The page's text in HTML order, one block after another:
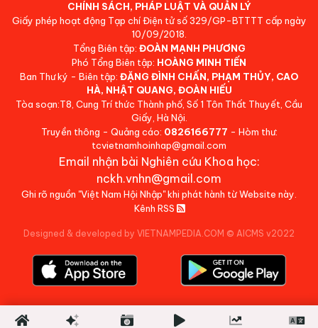
CHÍNH SÁCH, PHÁP LUẬT VÀ QUẢN LÝ
Giấy phép hoạt động Tạp chí Điện tử số 329/GP-BTTTT cấp ngày
10/09/2018.
Tổng Biên tập: ĐOÀN MẠNH PHƯƠNG
Phó Tổng Biên tập: HOÀNG MINH TIẾN
Ban Thư ký - Biên tập: ĐẶNG ĐÌNH CHẤN, PHẠM THỦY, CAO
HÀ, NHẬT QUANG, ĐOÀN HIẾU
Tòa soạn:T8, Cung Trí thức Thành phố, Số 1 Tôn Thất Thuyết, Cầu
Giấy, Hà Nội.
Truyền thông - Quảng cáo: 0826166777 - Hòm thư:
tcvietnamhoinhap@gmail.com
Email nhận bài Nghiên cứu Khoa học:
nckh.vnhn@gmail.com
Ghi rõ nguồn "Việt Nam Hội Nhập" khi phát hành từ Website này.
Kênh RSS
Designed & developed by VIETNAMPEDIA.COM © AICMS v2022